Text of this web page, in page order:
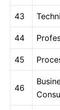
43
44
45
46